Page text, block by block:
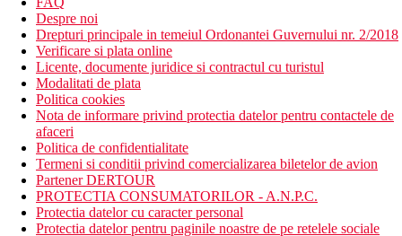
Despre noi
Drepturi principale in temeiul Ordonantei Guvernului nr. 2/2018
Verificare si plata online
Licente, documente juridice si contractul cu turistul
Modalitati de plata
Politica cookies
Nota de informare privind protectia datelor pentru contactele de
afaceri
Politica de confidentialitate
Termeni si conditii privind comercializarea biletelor de avion
Partener DERTOUR
PROTECTIA CONSUMATORILOR - A.N.P.C.
Protectia datelor cu caracter personal
Protectia datelor pentru paginile noastre de pe retelele sociale